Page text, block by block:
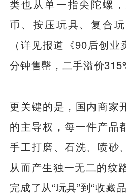
类也从单一指尖陀螺
币、按压玩具、复合
（详见报道《90后创
分钟售罄，二手溢价
更关键的是，国内商家
的主导权，每一件产品
手工打磨、石洗、喷砂
从而产生独一无二的纹
完成了从“玩具”到“收藏品